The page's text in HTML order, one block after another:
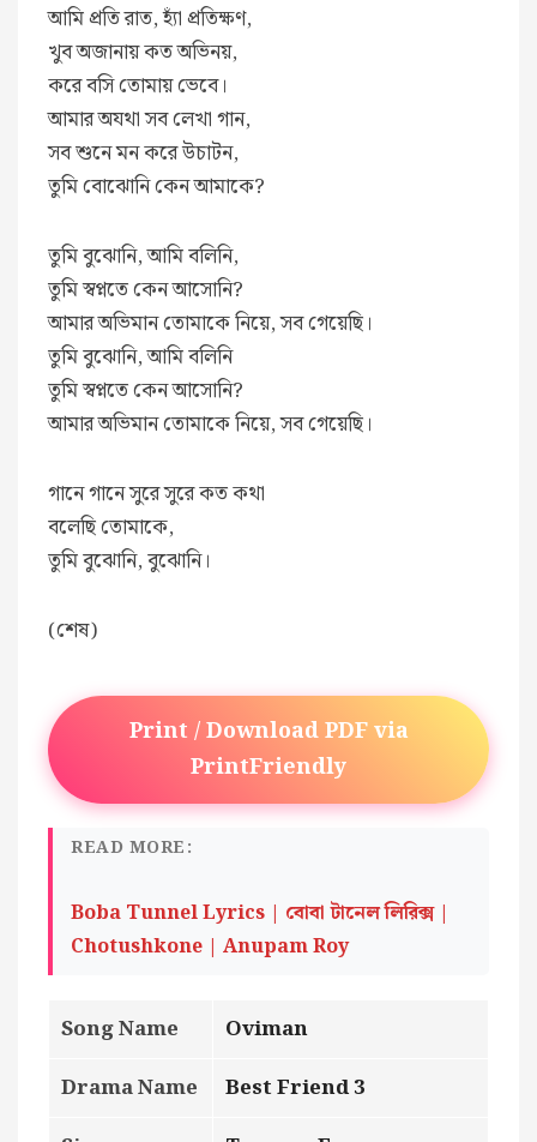
আমি প্রতি রাত, হ্যাঁ প্রতিক্ষণ,
খুব অজানায় কত অভিনয়,
করে বসি তোমায় ভেবে।
আমার অযথা সব লেখা গান,
সব শুনে মন করে উচাটন,
তুমি বোঝোনি কেন আমাকে?
তুমি বুঝোনি, আমি বলিনি,
তুমি স্বপ্নতে কেন আসোনি?
আমার অভিমান তোমাকে নিয়ে, সব গেয়েছি।
তুমি বুঝোনি, আমি বলিনি
তুমি স্বপ্নতে কেন আসোনি?
আমার অভিমান তোমাকে নিয়ে, সব গেয়েছি।
গানে গানে সুরে সুরে কত কথা
বলেছি তোমাকে,
তুমি বুঝোনি, বুঝোনি।
(শেষ)
Print / Download PDF via
PrintFriendly
READ MORE:
Boba Tunnel Lyrics | বোবা টানেল লিরিক্স |
Chotushkone | Anupam Roy
Song Name
Oviman
Drama Name
Best Friend 3